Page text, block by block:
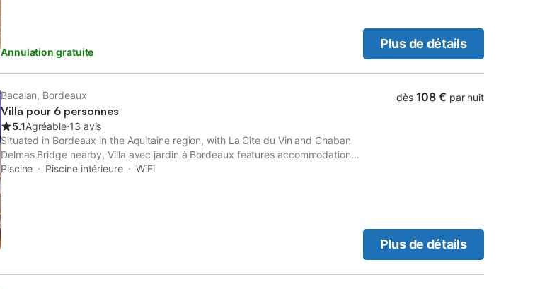
Annulation gratuite
Plus de détails
Bacalan, Bordeaux
Villa pour 6 personnes
5.1Agréable⋅13 avis
Situated in Bordeaux in the Aquitaine region, with La Cite du Vin and Chaban
Delmas Bridge nearby, Villa avec jardin à Bordeaux features accommodation
with free WiFi and free private parking. The property is around 3.
Piscine Piscine intérieure WiFi
dès 108 € par nuit
Plus de détails